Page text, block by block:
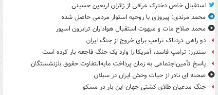
استقبال خاص دخترک عراقی از زائران اربعین حسینی
محمد مرندی: پیروزی با روحیه استوار مردمی حاصل شده
محمد صلاح مات و مبهوت استقبال هواداران ترابزون اسپور
دو راهی دردناک ترامپ برای خروج از جنگ ایران
سندرز: ترامپ فاسد، آمریکا را وارد یک جنگ فاجعه بار کرده است
پاسخ تأمین‌اجتماعی به زمان پرداخت مابه‌التفاوت حقوق بازنشستگان
صحنه ای نادر از حیات وحش ایران در سبلان
جنگ مدعیان طلای کشتی جهان این بار در مسکو